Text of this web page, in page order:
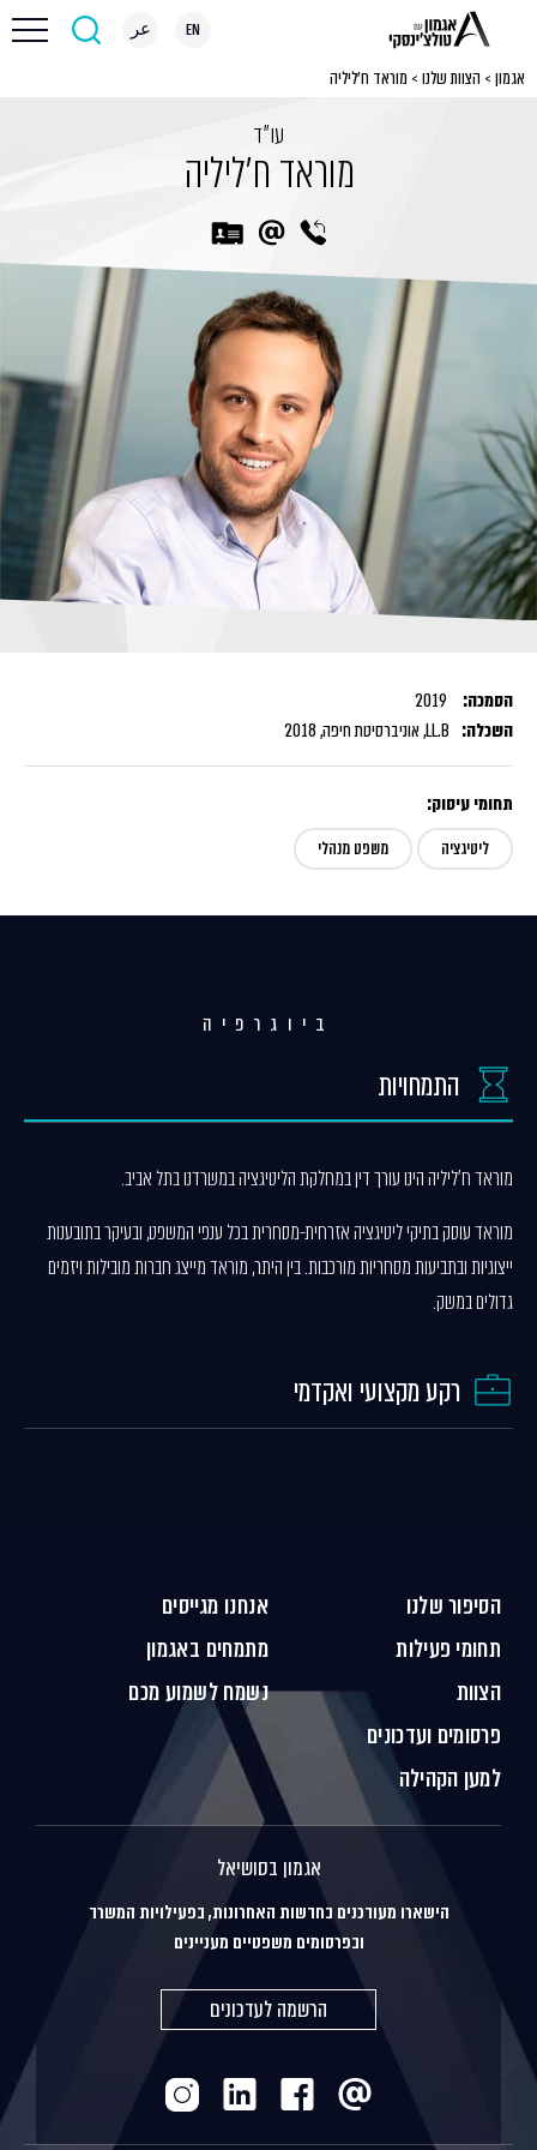
EN عر
אגמון > הצוות שלנו > מוראד ח’ליליה
עו״ד
מוראד ח'ליליה
הסמכה:
השכלה: LL.B, אוניברסיטת חיפה, 2018
תחומי עיסוק:
ליטיגציה משפט מנהלי
ביוגרפיה
התמחויות
מוראד ח'ליליה הינו עורך דין במחלקת הליטיגציה במשרדנו בתל אביב.
מוראד עוסק בתיקי ליטיגציה אזרחית-מסחרית בכל ענפי המשפט, ובעיקר בתובענות
ייצוגיות ובתביעות מסחריות מורכבות. בין היתר, מוראד מייצג חברות מובילות ויזמים
גדולים במשק.
רקע מקצועי ואקדמי
הסיפור שלנו
תחומי פעילות
הצוות
פרסומים ועדכונים
למען הקהילה
אנחנו מגייסים
מתמחים באגמון
נשמח לשמוע מכם
אגמון בסושיאל
הישארו מעודכנים בחדשות האחרונות, בפעילויות המשרד
ובפרסומים משפטיים מעניינים
הרשמה לעדכונים